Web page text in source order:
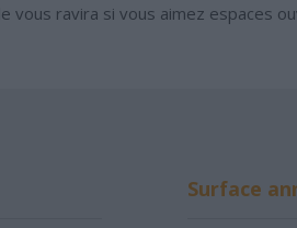
vous ravira si vous aimez espaces
Surface